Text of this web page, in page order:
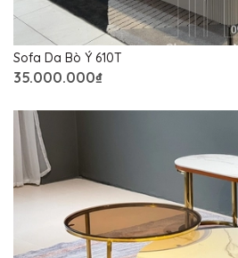
Sofa Da Bò Ý 610T
35.000.000₫